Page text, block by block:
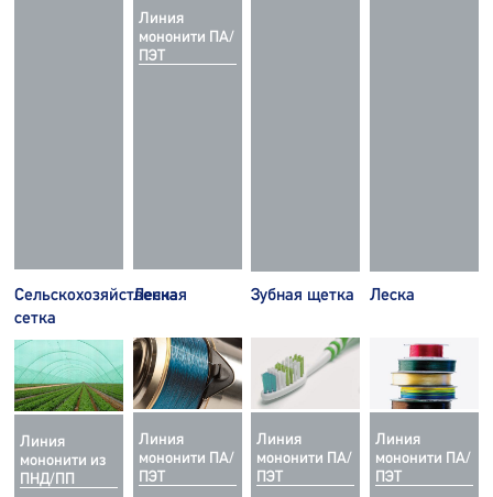
Линия
мононити ПА/
ПЭТ
Сельскохозяйственная
сетка
Линия
мононити из
ПНД/ПП
Леска
Линия
мононити ПА/
ПЭТ
Зубная щетка
Линия
мононити ПА/
ПЭТ
Леска
Линия
мононити ПА/
ПЭТ